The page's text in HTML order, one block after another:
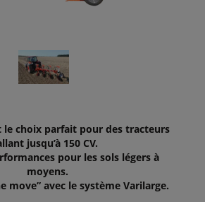
le choix parfait pour des tracteurs
jusqu’à 150 CV.
pour les sols légers à
moyens.
move” avec le système Varilarge.